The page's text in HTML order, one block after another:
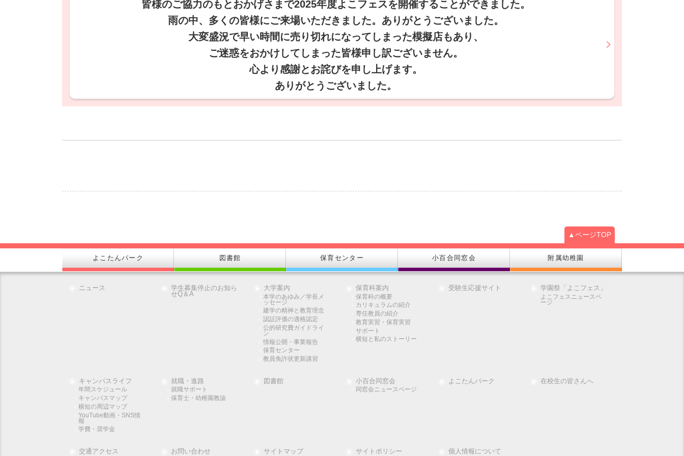
皆様のご協力のもとおかげさまで2025年度よこフェスを開催することができました。
雨の中、多くの皆様にご来場いただきました。ありがとうございました。
大変盛況で早い時間に売り切れになってしまった模擬店もあり、
ご迷惑をおかけしてしまった皆様申し訳ございません。
心より感謝とお詫びを申し上げます。
ありがとうございました。
▲ページTOP
よこたんパーク 図書館 保育センター 小百合同窓会 附属幼稚園
ニュース
学生募集停止のお知ら
せQ＆A
大学案内
本学のあゆみ／学長メ
ッセージ
建学の精神と教育理念
認証評価の適格認定
公的研究費ガイドライ
ン
情報公開・事業報告
保育センター
教員免許状更新講習
保育科案内
保育科の概要
カリキュラムの紹介
専任教員の紹介
教育実習・保育実習
サポート
横短と私のストーリー
受験生応援サイト 学園祭「よこフェス」
よこフェスニュースペ
ージ
キャンパスライフ
年間スケジュール
キャンパスマップ
横短の周辺マップ
YouTube動画・SNS情
報
学費・奨学金
就職・進路
就職サポート
保育士・幼稚園教諭
図書館 小百合同窓会
同窓会ニュースページ
よこたんパーク 在校生の皆さんへ
交通アクセス お問い合わせ サイトマップ サイトポリシー 個人情報について